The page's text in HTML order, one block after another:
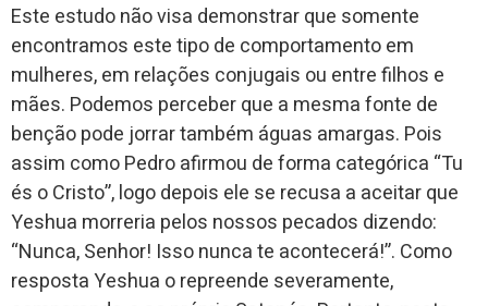
Este estudo não visa demonstrar que somente
encontramos este tipo de comportamento em
mulheres, em relações conjugais ou entre filhos e
mães. Podemos perceber que a mesma fonte de
benção pode jorrar também águas amargas. Pois
assim como Pedro afirmou de forma categórica “Tu
és o Cristo”, logo depois ele se recusa a aceitar que
Yeshua morreria pelos nossos pecados dizendo:
“Nunca, Senhor! Isso nunca te acontecerá!”. Como
resposta Yeshua o repreende severamente,